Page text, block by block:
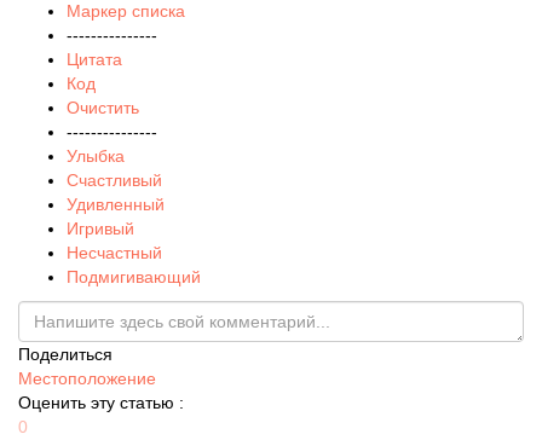
Маркер списка
---------------
Цитата
Код
Очистить
---------------
Улыбка
Счастливый
Удивленный
Игривый
Несчастный
Подмигивающий
Поделиться
Местоположение
Оценить эту статью :
0